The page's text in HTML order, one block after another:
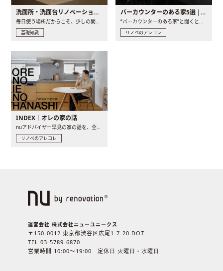
洗面所・洗面台リノベーションの事例と間取りアイデア
毎日使う場所だからこそ、少しの間取りの工夫や素材の選び方で..
基礎知識
バーカウンターのある家5選 | 日常に馴染む“距離の近い”キッチンとは
“バーカウンターのある家”と聞くと、少し特別な、大人のための..
リノベのアレコレ
INDEX｜オレの家の話
リノベのアレコレ
運営会社 株式会社ニューユニークス
〒150-0012 東京都渋谷区広尾1-7-20 DOT
TEL 03-5789-6870
営業時間 10:00〜19:00 定休日 火曜日・水曜日